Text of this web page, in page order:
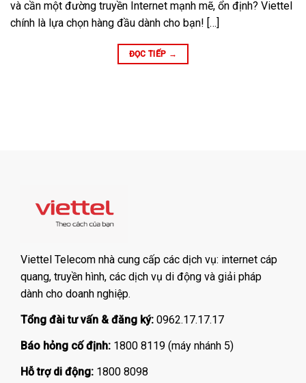
và cần một đường truyền Internet mạnh mẽ, ổn định? Viettel
chính là lựa chọn hàng đầu dành cho bạn! […]
ĐỌC TIẾP →
Viettel Telecom nhà cung cấp các dịch vụ: internet cáp
quang, truyền hình, các dịch vụ di động và giải pháp
dành cho doanh nghiệp.
Tổng đài tư vấn & đăng ký: 0962.17.17.17
Báo hỏng cố định: 1800 8119 (máy nhánh 5)
Hỗ trợ di động: 1800 8098